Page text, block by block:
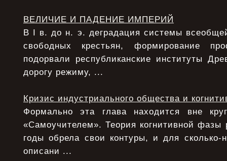
ВЕЛИЧИЕ И ПАДЕНИЕ ИМПЕРИЙ
В I в. до н. э. деградация системы
свободных крестьян, формирование
подорвали республиканские институты
дорогу режиму, ...
Кризис индустриального общества и
Формально эта глава находится вне
«Самоучителем». Теория когнитивной
годы обрела свои контуры, и для сколько-
описани ...